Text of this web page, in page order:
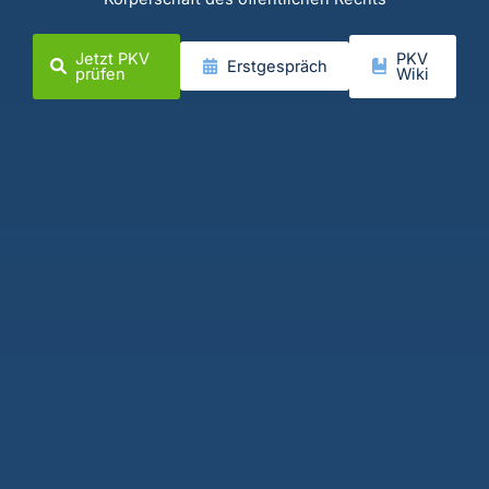
Jetzt PKV
prüfen Erstgespräch PKV
Wiki